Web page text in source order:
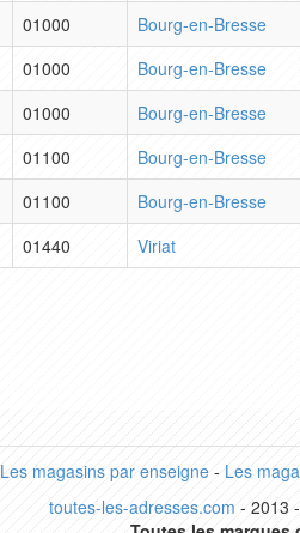
01000 Bourg-en-Bresse
01000 Bourg-en-Bresse
01000 Bourg-en-Bresse
01100 Bourg-en-Bresse
01100 Bourg-en-Bresse
01440 Viriat
Les magasins par enseigne- Les
toutes-les-adresses.com - 2013